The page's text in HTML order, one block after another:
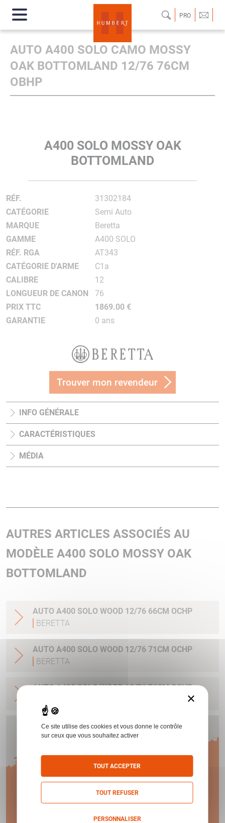
PRO
AUTO A400 SOLO CAMO MOSSY
OAK BOTTOMLAND 12/76 76CM
OBHP
A400 SOLO MOSSY OAK
BOTTOMLAND
RÉF.
31302184
CATÉGORIE
Semi Auto
MARQUE
Beretta
GAMME
A400 SOLO
RÉF. RGA
AT343
CATÉGORIE D'ARME
C1a
CALIBRE
12
LONGUEUR DE CANON
76
PRIX TTC
1869.00 €
GARANTIE
0 ans
Trouver mon revendeur
INFO GÉNÉRALE
CARACTÉRISTIQUES
MÉDIA
AUTRES ARTICLES ASSOCIÉS AU
MODÈLE A400 SOLO MOSSY OAK
BOTTOMLAND
AUTO A400 SOLO WOOD 12/76 66CM OCHP
BERETTA
AUTO A400 SOLO WOOD 12/76 71CM OCHP
BERETTA
AUTO A400 SOLO WOOD 12/76 76CM OCHP
Humbert vous offre
1 AN
DE GARANTIE !
×
Ce site utilise des cookies et vous donne le contrôle
sur ceux que vous souhaitez activer
TOUT ACCEPTER
TOUT REFUSER
PERSONNALISER